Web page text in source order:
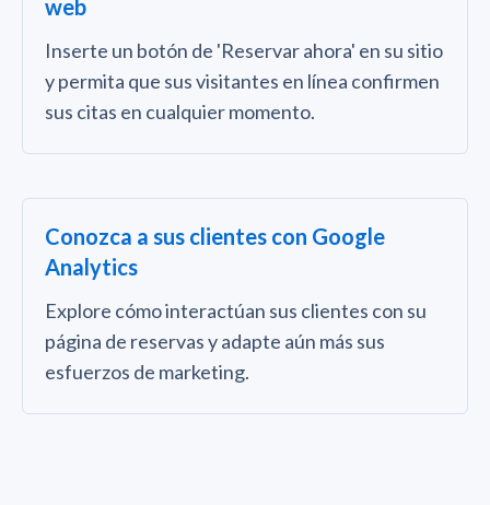
web
Inserte un botón de 'Reservar ahora' en su sitio
y permita que sus visitantes en línea confirmen
sus citas en cualquier momento.
Conozca a sus clientes con Google
Analytics
Explore cómo interactúan sus clientes con su
página de reservas y adapte aún más sus
esfuerzos de marketing.